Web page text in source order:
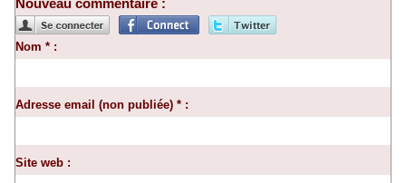
Nom * :
Adresse email (non publiée) * :
Site web :